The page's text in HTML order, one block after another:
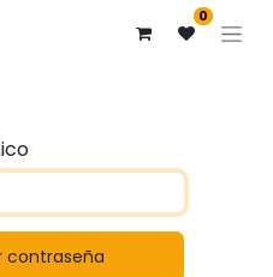
0
contraseña